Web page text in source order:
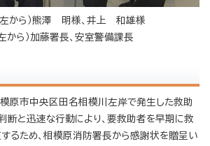
左から）熊澤 明様、井上 和雄様
から）加藤署長、安室警備課長
原市中央区田名相模川左岸で発生した救助
断と迅速な行動により、要救助者を早期に救
るため、相模原消防署長から感謝状を贈呈い